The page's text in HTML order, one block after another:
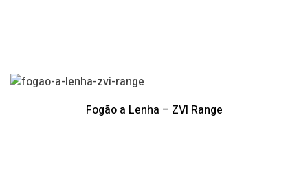
Fogão a Lenha – ZVI Range